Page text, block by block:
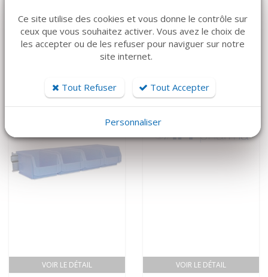
Aspiration mobile
C451 ATMOS
MEDAP
Aspiration mobile
Twista 1070
VOIR LE DÉTAIL VOIR LE DÉTAIL
Ce site utilise des cookies et vous donne le contrôle sur
ceux que vous souhaitez activer. Vous avez le choix de
les accepter ou de les refuser pour naviguer sur notre
site internet.
Tout Refuser Tout Accepter
Personnaliser